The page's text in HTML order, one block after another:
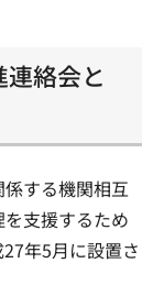
絡会と
する機関相互
支援するため
年5月に設置さ